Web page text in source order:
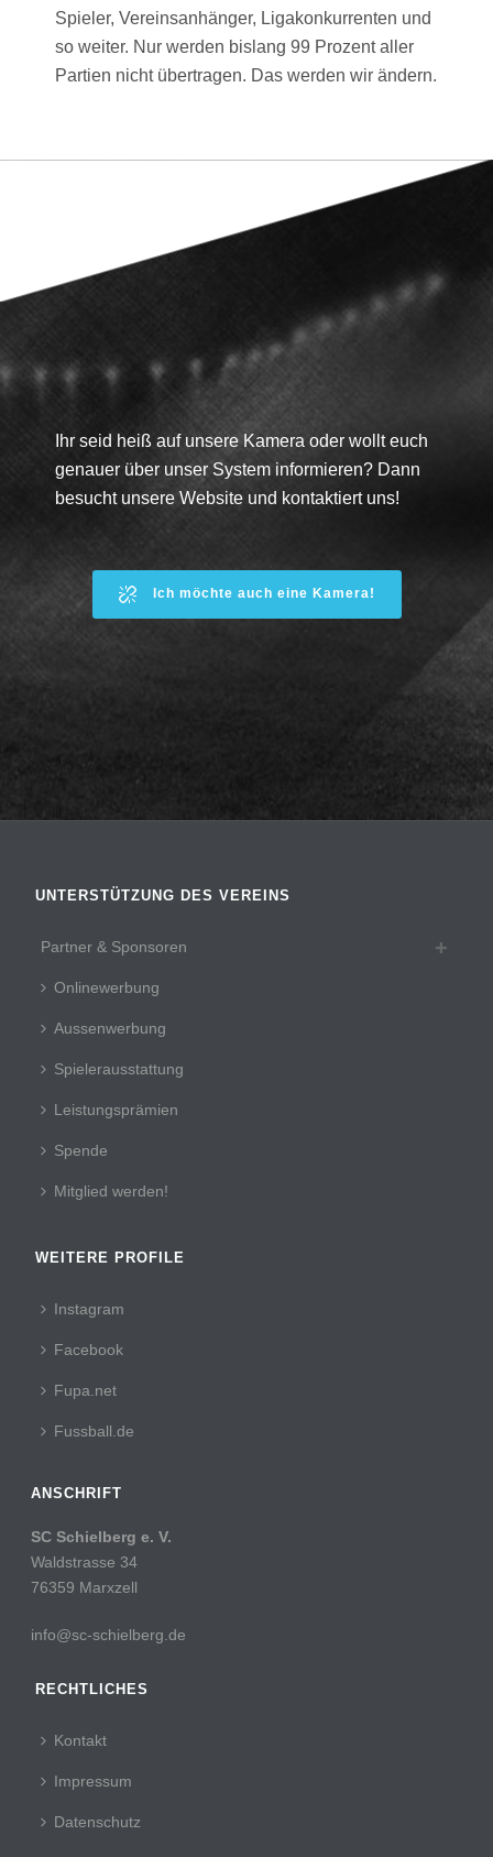
Spieler, Vereinsanhänger, Ligakonkurrenten und
so weiter. Nur werden bislang 99 Prozent aller
Partien nicht übertragen. Das werden wir ändern.
Ihr seid heiß auf unsere Kamera oder wollt euch
genauer über unser System informieren? Dann
besucht unsere Website und kontaktiert uns!
Ich möchte auch eine Kamera!
UNTERSTÜTZUNG DES VEREINS
Partner & Sponsoren
Onlinewerbung
Aussenwerbung
Spielerausstattung
Leistungsprämien
Spende
Mitglied werden!
WEITERE PROFILE
Instagram
Facebook
Fupa.net
Fussball.de
ANSCHRIFT
SC Schielberg e. V.
Waldstrasse 34
76359 Marxzell
info@sc-schielberg.de
RECHTLICHES
Kontakt
Impressum
Datenschutz